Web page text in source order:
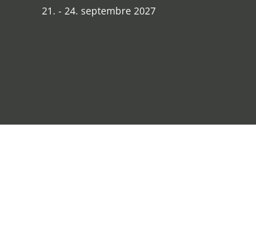
21. - 24. septembre 2027